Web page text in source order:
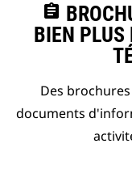
assignment
BIEN PLUS
Des
documents